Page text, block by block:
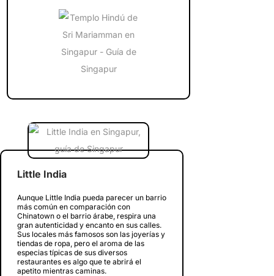
Little India
Aunque Little India pueda parecer un barrio
más común en comparación con
Chinatown o el barrio árabe, respira una
gran autenticidad y encanto en sus calles.
Sus locales más famosos son las joyerías y
tiendas de ropa, pero el aroma de las
especias típicas de sus diversos
restaurantes es algo que te abrirá el
apetito mientras caminas.